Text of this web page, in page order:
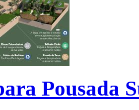
Pousada